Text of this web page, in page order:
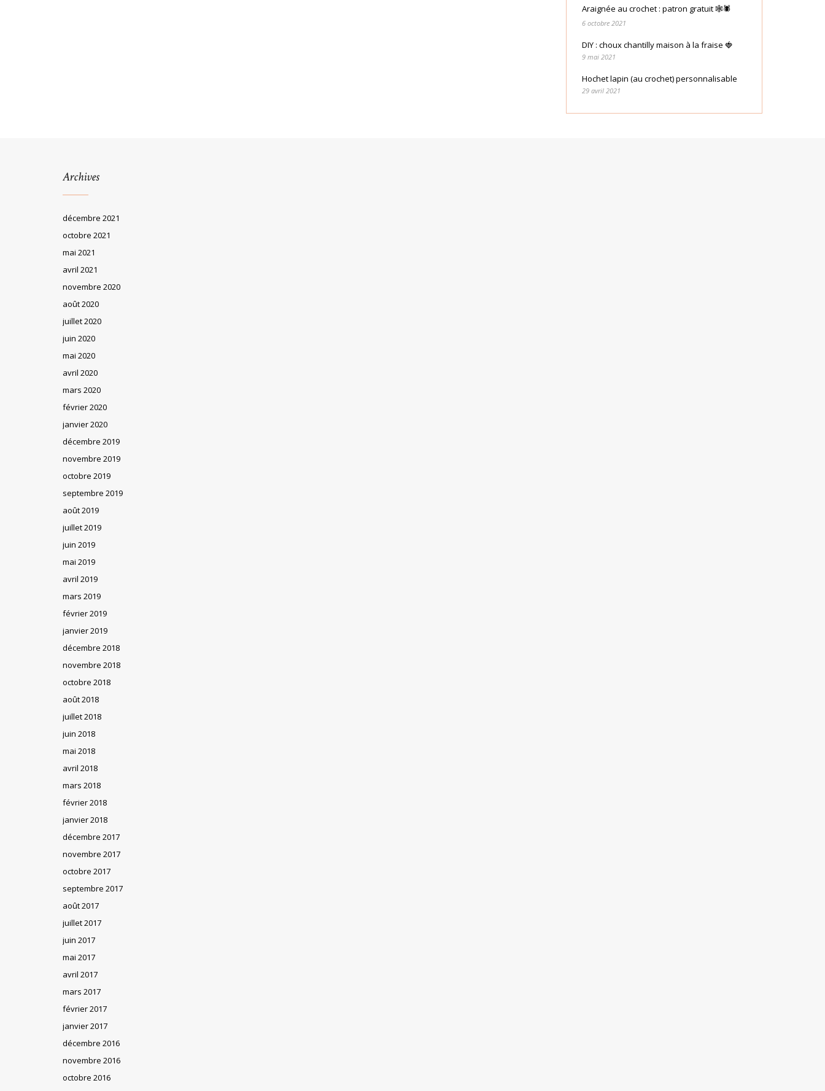
Araignée au crochet : patron gratuit 🕸🕷
6 octobre 2021
DIY : choux chantilly maison à la fraise 🍓
9 mai 2021
Hochet lapin (au crochet) personnalisable
29 avril 2021
Archives
décembre 2021
octobre 2021
mai 2021
avril 2021
novembre 2020
août 2020
juillet 2020
juin 2020
mai 2020
avril 2020
mars 2020
février 2020
janvier 2020
décembre 2019
novembre 2019
octobre 2019
septembre 2019
août 2019
juillet 2019
juin 2019
mai 2019
avril 2019
mars 2019
février 2019
janvier 2019
décembre 2018
novembre 2018
octobre 2018
août 2018
juillet 2018
juin 2018
mai 2018
avril 2018
mars 2018
février 2018
janvier 2018
décembre 2017
novembre 2017
octobre 2017
septembre 2017
août 2017
juillet 2017
juin 2017
mai 2017
avril 2017
mars 2017
février 2017
janvier 2017
décembre 2016
novembre 2016
octobre 2016